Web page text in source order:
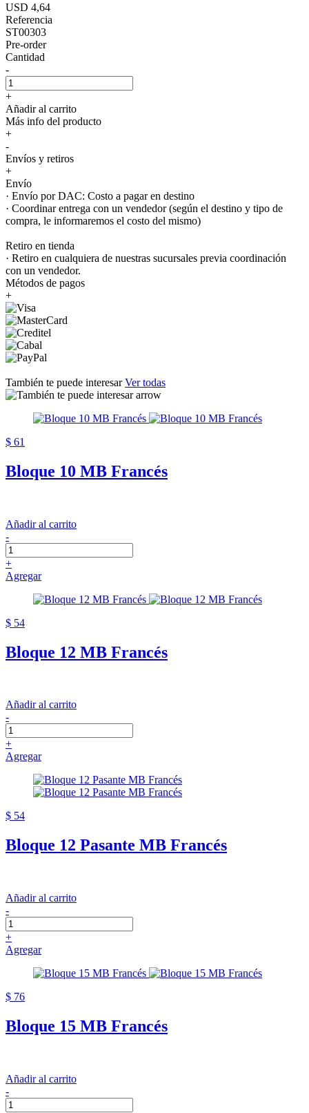
USD 4,64
Referencia
ST00303
Pre-order
Cantidad
-
+
Añadir al carrito
Más info del producto
+
-
Envíos y retiros
+
Envío
· Envío por DAC: Costo a pagar en destino
· Coordinar entrega con un vendedor (según el destino y tipo de
compra, le informaremos el costo del mismo)
Retiro en tienda
· Retiro en cualquiera de nuestras sucursales previa coordinación
con un vendedor.
Métodos de pagos
+
También te puede interesarVer todas
$ 61
Bloque 10 MB Francés
Añadir al carrito
-
+
Agregar
$ 54
Bloque 12 MB Francés
Añadir al carrito
-
+
Agregar
$ 54
Bloque 12 Pasante MB Francés
Añadir al carrito
-
+
Agregar
$ 76
Bloque 15 MB Francés
Añadir al carrito
-